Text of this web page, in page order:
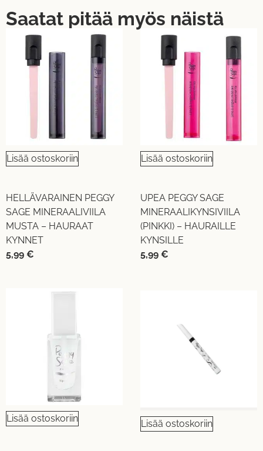
Saatat pitää myös näistä
Lisää ostoskoriin
HELLÄVARAINEN PEGGY
SAGE MINERAALIVIILA
MUSTA – HAURAAT
KYNNET
5,99 €
Lisää ostoskoriin
UPEA PEGGY SAGE
MINERAALIKYNSIVIILA
(PINKKI) – HAURAILLE
KYNSILLE
5,99 €
Lisää ostoskoriin
Lisää ostoskoriin